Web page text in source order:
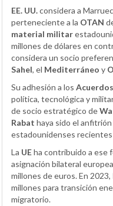
EE. UU.considera a
perteneciente a la OTAN
material militar
millones de dólares en
considera un socio
Sahel, el Mediterráneo y
Su adhesión a los
política, tecnológica y
de socio estratégico de
Rabat haya sido el
estadounidenses
La UEha contribuido a ese
asignación bilateral
millones de euros. En 2023,
millones para transición
migratorio.